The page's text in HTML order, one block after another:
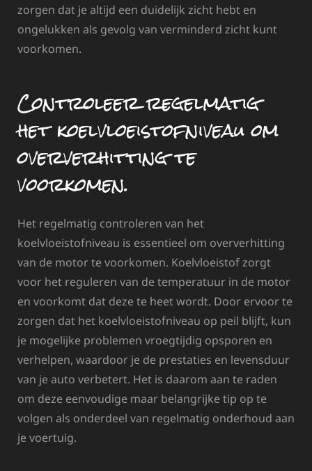
zorgen dat je altijd een duidelijk zicht hebt en
ongelukken als gevolg van verminderd zicht kunt
voorkomen.
Controleer regelmatig
het koelvloeistofniveau om
oververhitting te
voorkomen.
Het regelmatig controleren van het
koelvloeistofniveau is essentieel om oververhitting
van de motor te voorkomen. Koelvloeistof zorgt
voor het reguleren van de temperatuur in de motor
en voorkomt dat deze te heet wordt. Door ervoor te
zorgen dat het koelvloeistofniveau op peil blijft, kun
je mogelijke problemen vroegtijdig opsporen en
verhelpen, waardoor je de prestaties en levensduur
van je auto verbetert. Het is daarom aan te raden
om deze eenvoudige maar belangrijke tip op te
volgen als onderdeel van regelmatig onderhoud aan
je voertuig.